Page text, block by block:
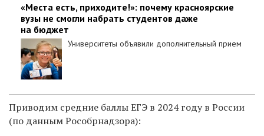
«Места есть, приходите!»: почему красноярские
вузы не смогли набрать студентов даже
на бюджет
Университеты объявили дополнительный прием
Приводим средние баллы ЕГЭ в 2024 году в России
(по данным Рособрнадзора):